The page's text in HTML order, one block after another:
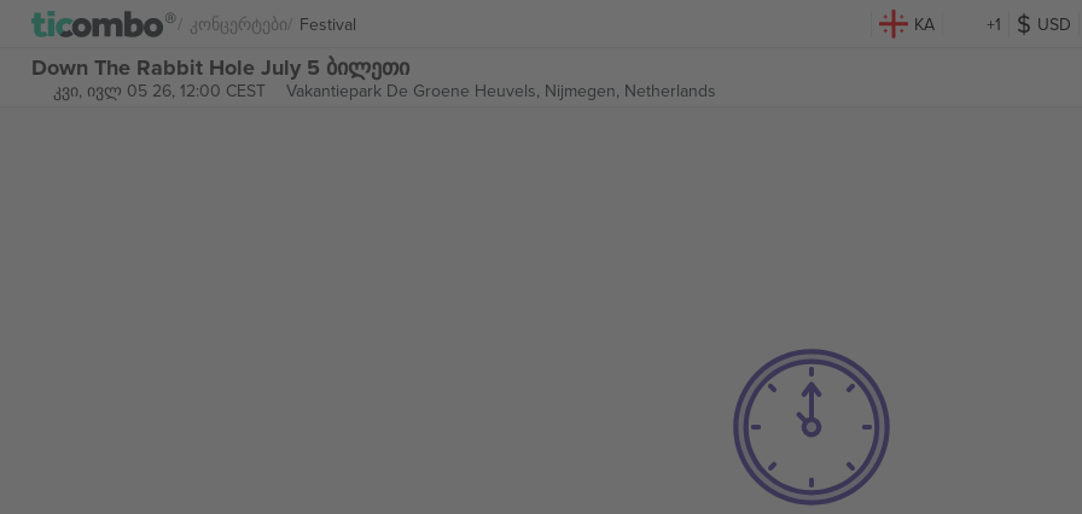
Კონცერტები Festival KA +1 USD
Down The Rabbit Hole July 5 ბილეთი
კვი, ივლ 05 26, 12:00 CEST Vakantiepark De Groene Heuvels, Nijmegen, Netherlands